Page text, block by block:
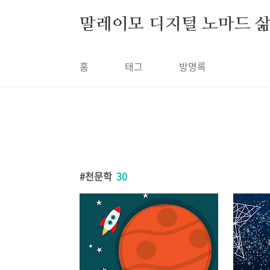
말레이모 디지털 노마드
홈 태그 방명록
천문학 30